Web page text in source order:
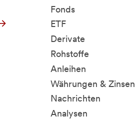
Fonds
ETF
Derivate
Rohstoffe
Anleihen
Währungen & Zinsen
Nachrichten
Analysen